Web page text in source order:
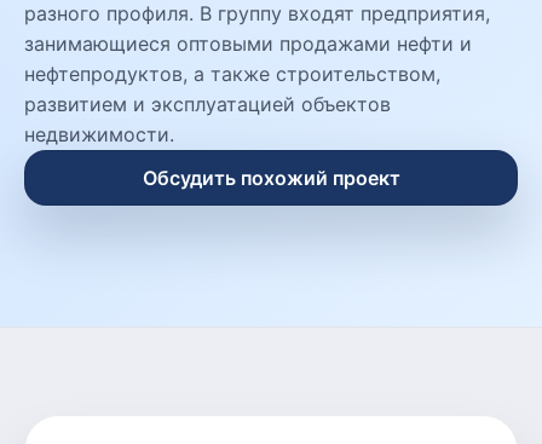
разного профиля. В группу входят предприятия,
занимающиеся оптовыми продажами нефти и
нефтепродуктов, а также строительством,
развитием и эксплуатацией объектов
недвижимости.
Обсудить похожий проект